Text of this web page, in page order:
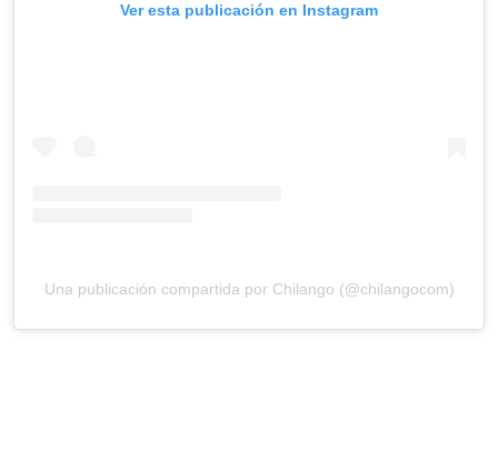
Ver esta publicación en Instagram
Una publicación compartida por Chilango (@chilangocom)